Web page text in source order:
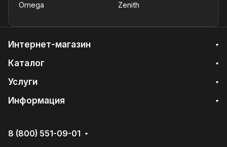
Omega
Zenith
Интернет-магазин
Каталог
Услуги
Информация
8 (800) 551-09-01